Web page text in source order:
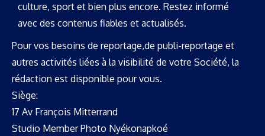
culture, sport et bien plus encore. Restez informé
avec des contenus fiables et actualisés.
Pour vos besoins de reportage,de publi-reportage et
autres activités liées à la visibilité de votre Société, la
rédaction est disponible pour vous.
Siège:
17 Av François Mitterrand
Studio Member Photo Nyékonapkoé